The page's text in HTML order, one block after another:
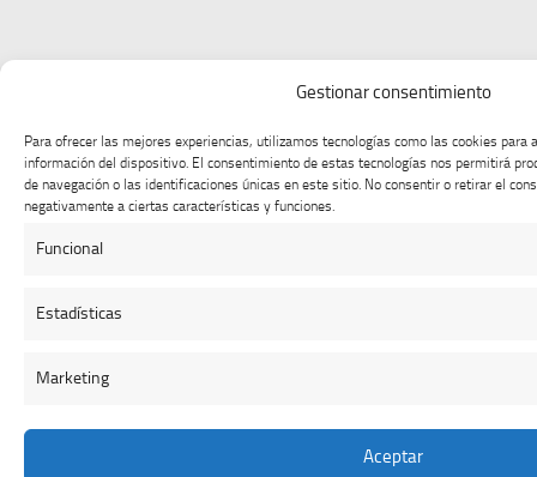
Gestionar consentimiento
Para ofrecer las mejores experiencias, utilizamos tecnologías como las cookies para
información del dispositivo. El consentimiento de estas tecnologías nos permitirá
de navegación o las identificaciones únicas en este sitio. No consentir o retirar el
negativamente a ciertas características y funciones.
Funcional
Estadísticas
Marketing
Aceptar